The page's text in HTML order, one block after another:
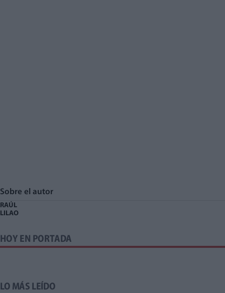
Sobre el autor
RAÚL
LILAO
HOY EN PORTADA
LO MÁS LEÍDO